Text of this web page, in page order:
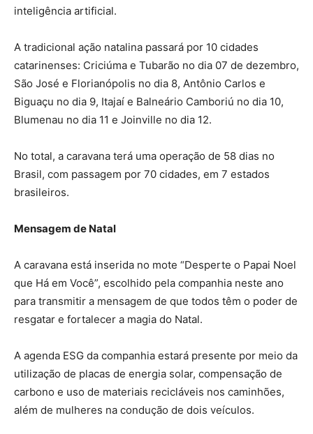
inteligência artificial.
A tradicional ação natalina passará por 10 cidades
catarinenses: Criciúma e Tubarão no dia 07 de dezembro,
São José e Florianópolis no dia 8, Antônio Carlos e
Biguaçu no dia 9, Itajaí e Balneário Camboriú no dia 10,
Blumenau no dia 11 e Joinville no dia 12.
No total, a caravana terá uma operação de 58 dias no
Brasil, com passagem por 70 cidades, em 7 estados
brasileiros.
Mensagem de Natal
A caravana está inserida no mote “Desperte o Papai Noel
que Há em Você”, escolhido pela companhia neste ano
para transmitir a mensagem de que todos têm o poder de
resgatar e fortalecer a magia do Natal.
A agenda ESG da companhia estará presente por meio da
utilização de placas de energia solar, compensação de
carbono e uso de materiais recicláveis nos caminhões,
além de mulheres na condução de dois veículos.